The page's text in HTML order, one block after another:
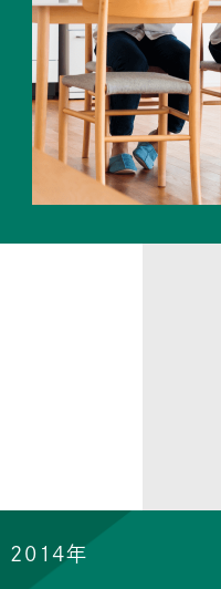
2014年